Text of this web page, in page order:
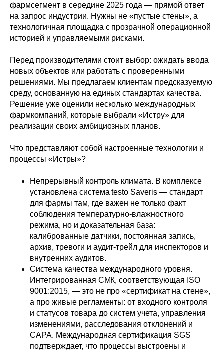
фармсегмент в середине 2025 года — прямой ответ
на запрос индустрии. Нужны не «пустые стены», а
технологичная площадка с прозрачной операционной
историей и управляемыми рисками.
Перед производителями стоит выбор: ожидать ввода
новых объектов или работать с проверенными
решениями. Мы предлагаем клиентам предсказуемую
среду, основанную на единых стандартах качества.
Решение уже оценили несколько международных
фармкомпаний, которые выбрали «Истру» для
реализации своих амбициозных планов.
Что представляют собой настроенные технологии и
процессы «Истры»?
Непрерывный контроль климата. В комплексе
установлена система testo Saveris — стандарт
для фармы там, где важен не только факт
соблюдения температурно-влажностного
режима, но и доказательная база:
калиброванные датчики, постоянная запись,
архив, тревоги и аудит-трейл для инспекторов и
внутренних аудитов.
Система качества международного уровня.
Интегрированная СМК, соответствующая ISO
9001:2015, — это не про «сертификат на стене»,
а про живые регламенты: от входного контроля
и статусов товара до систем учета, управления
изменениями, расследования отклонений и
CAPA. Международная сертификация SGS
подтверждает, что процессы выстроены и